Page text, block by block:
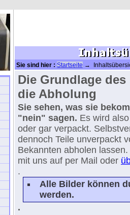
Sie sind hier : Startseite →
Die Grundlage
die Abholung
Sie sehen, was sie
"nein" sagen. Es wird
oder gar verpackt.
dennoch Teile unverpackt
Bekannten abholen
mit uns auf per Mail oder
.
Alle Bilder können
werden.
.